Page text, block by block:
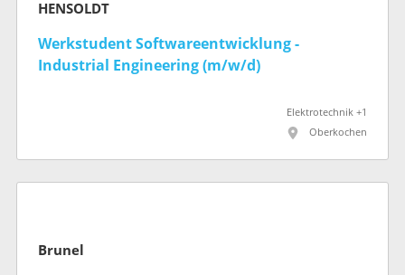
HENSOLDT
Werkstudent Softwareentwicklung -
Industrial Engineering (m/w/d)
Elektrotechnik +1
Oberkochen
Brunel